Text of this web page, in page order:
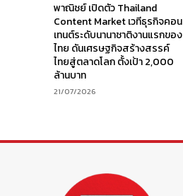
พาณิชย์ เปิดตัว Thailand
Content Market เวทีธุรกิจคอน
เทนต์ระดับนานาชาติงานแรกของ
ไทย ดันเศรษฐกิจสร้างสรรค์
ไทยสู่ตลาดโลก ตั้งเป้า 2,000
ล้านบาท
21/07/2026